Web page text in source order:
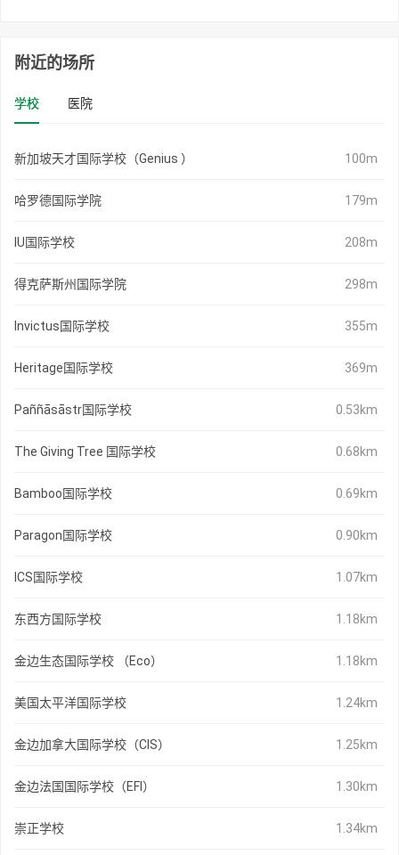
附近的场所
学校 医院
新加坡天才国际学校（Genius ） 100m
哈罗德国际学院 179m
IU国际学校 208m
得克萨斯州国际学院 298m
Invictus国际学校 355m
Heritage国际学校 369m
Paññāsāstr国际学校 0.53km
The Giving Tree 国际学校 0.68km
Bamboo国际学校 0.69km
Paragon国际学校 0.90km
ICS国际学校 1.07km
东西方国际学校 1.18km
金边生态国际学校 （Eco） 1.18km
美国太平洋国际学校 1.24km
金边加拿大国际学校（CIS） 1.25km
金边法国国际学校（EFI） 1.30km
崇正学校 1.34km